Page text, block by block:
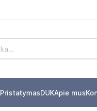
PristatymasDUKApie mus